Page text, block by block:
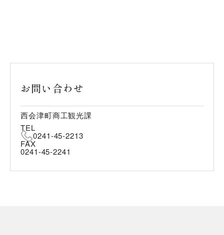
お問い合わせ
西会津町商工観光課
TEL
0241-45-2213
FAX
0241-45-2241